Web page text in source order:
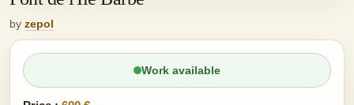
by zepol
Work available